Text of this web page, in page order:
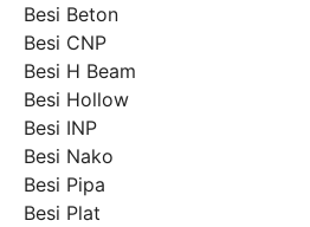
Besi Beton
Besi CNP
Besi H Beam
Besi Hollow
Besi INP
Besi Nako
Besi Pipa
Besi Plat